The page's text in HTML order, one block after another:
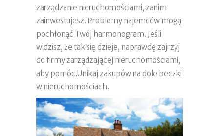
zarządzanie nieruchomościami, zanim
zainwestujesz. Problemy najemców mogą
pochłonąć Twój harmonogram. Jeśli
widzisz, że tak się dzieje, naprawdę zajrzyj
do firmy zarządzającej nieruchomościami,
aby pomóc.Unikaj zakupów na dole beczki
w nieruchomościach.